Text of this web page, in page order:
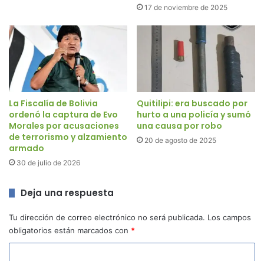
17 de noviembre de 2025
La Fiscalía de Bolivia
ordenó la captura de Evo
Morales por acusaciones
de terrorismo y alzamiento
armado
30 de julio de 2026
Quitilipi: era buscado por
hurto a una policía y sumó
una causa por robo
20 de agosto de 2025
Deja una respuesta
Tu dirección de correo electrónico no será publicada. Los campos
obligatorios están marcados con *